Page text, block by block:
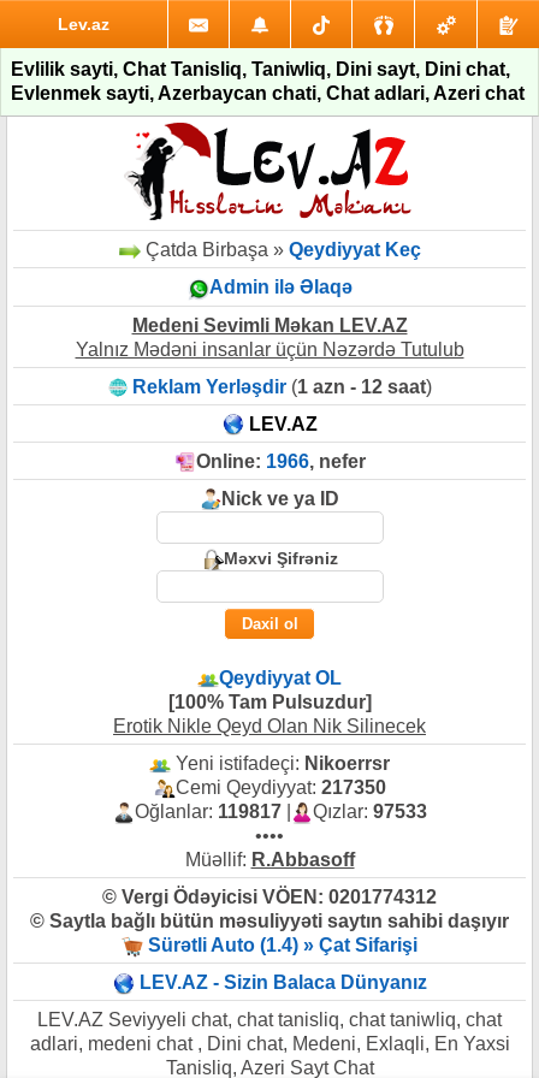
Lev.az
Evlilik sayti, Chat Tanisliq, Taniwliq, Dini sayt, Dini chat,
Evlenmek sayti, Azerbaycan chati, Chat adlari, Azeri chat
Çatda Birbaşa » Qeydiyyat Keç
Admin ilə Əlaqə
Medeni Sevimli Məkan LEV.AZ
Yalnız Mədəni insanlar üçün Nəzərdə Tutulub
Reklam Yerləşdir (1 azn - 12 saat)
LEV.AZ
Online: 1966, nefer
Nick ve ya ID
Məxvi Şifrəniz
Qeydiyyat OL
[100% Tam Pulsuzdur]
Erotik Nikle Qeyd Olan Nik Silinecek
Yeni istifadeçi: Nikoerrsr
Cemi Qeydiyyat: 217350
Oğlanlar: 119817| Qızlar: 97533
••••
Müəllif: R.Abbasoff
© Vergi Ödəyicisi VÖEN: 0201774312
© Saytla bağlı bütün məsuliyyəti saytın sahibi daşıyır
Sürətli Auto (1.4) » Çat Sifarişi
LEV.AZ - Sizin Balaca Dünyanız
LEV.AZ Seviyyeli chat, chat tanisliq, chat taniwliq, chat
adlari, medeni chat , Dini chat, Medeni, Exlaqli, En Yaxsi
Tanisliq, Azeri Sayt Chat